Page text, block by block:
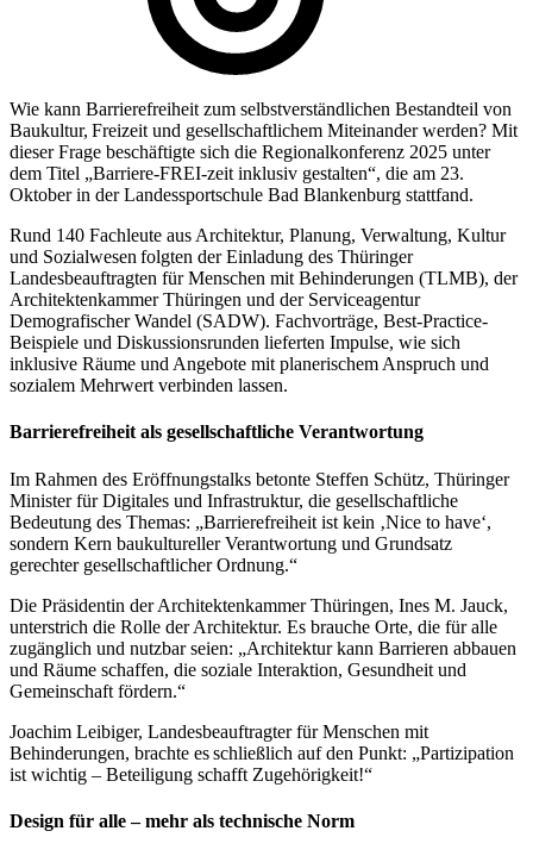
Wie kann Barrierefreiheit zum selbstverständlichen Bestandteil von
Baukultur, Freizeit und gesellschaftlichem Miteinander werden? Mit
dieser Frage beschäftigte sich die Regionalkonferenz 2025 unter
dem Titel „Barriere-FREI-zeit inklusiv gestalten“, die am 23.
Oktober in der Landessportschule Bad Blankenburg stattfand.
Rund 140 Fachleute aus Architektur, Planung, Verwaltung, Kultur
und Sozialwesen folgten der Einladung des Thüringer
Landesbeauftragten für Menschen mit Behinderungen (TLMB), der
Architektenkammer Thüringen und der Serviceagentur
Demografischer Wandel (SADW). Fachvorträge, Best-Practice-
Beispiele und Diskussionsrunden lieferten Impulse, wie sich
inklusive Räume und Angebote mit planerischem Anspruch und
sozialem Mehrwert verbinden lassen.
Barrierefreiheit als gesellschaftliche Verantwortung
Im Rahmen des Eröffnungstalks betonte Steffen Schütz, Thüringer
Minister für Digitales und Infrastruktur, die gesellschaftliche
Bedeutung des Themas: „Barrierefreiheit ist kein ‚Nice to have‘,
sondern Kern baukultureller Verantwortung und Grundsatz
gerechter gesellschaftlicher Ordnung.“
Die Präsidentin der Architektenkammer Thüringen, Ines M. Jauck,
unterstrich die Rolle der Architektur. Es brauche Orte, die für alle
zugänglich und nutzbar seien: „Architektur kann Barrieren abbauen
und Räume schaffen, die soziale Interaktion, Gesundheit und
Gemeinschaft fördern.“
Joachim Leibiger, Landesbeauftragter für Menschen mit
Behinderungen, brachte es schließlich auf den Punkt: „Partizipation
ist wichtig – Beteiligung schafft Zugehörigkeit!“
Design für alle – mehr als technische Norm